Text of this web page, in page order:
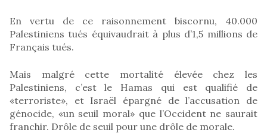
En vertu de ce raisonnement biscornu, 40.000
Palestiniens tués équivaudrait à plus d’1,5 millions de
Français tués.
Mais malgré cette mortalité élevée chez les
Palestiniens, c’est le Hamas qui est qualifié de
«terroriste», et Israël épargné de l’accusation de
génocide, «un seuil moral» que l’Occident ne saurait
franchir. Drôle de seuil pour une drôle de morale.